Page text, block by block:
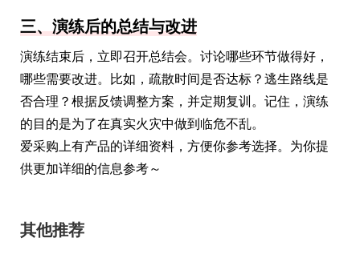
三、演练后的总结与改进
演练结束后，立即召开总结会。讨论哪些环节做得好，
哪些需要改进。比如，疏散时间是否达标？逃生路线是
否合理？根据反馈调整方案，并定期复训。记住，演练
的目的是为了在真实火灾中做到临危不乱。
爱采购上有产品的详细资料，方便你参考选择。为你提
供更加详细的信息参考～
其他推荐